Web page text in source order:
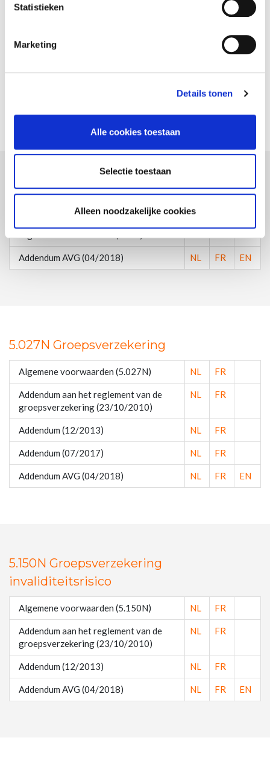
Statistieken
Marketing
Details tonen
Alle cookies toestaan
Selectie toestaan
Alleen noodzakelijke cookies
EN
6122 Lichamelijke ongevallen
bedrijfsleider
Addendum AVG (04/2018) NL FR EN
5.027N Groepsverzekering
Algemene voorwaarden (5.027N) NL FR
Addendum aan het reglement van de
groepsverzekering (23/10/2010)
NL FR
Addendum (12/2013) NL FR
Addendum (07/2017) NL FR
Addendum AVG (04/2018) NL FR EN
5.150N Groepsverzekering
invaliditeitsrisico
Algemene voorwaarden (5.150N) NL FR
Addendum aan het reglement van de
groepsverzekering (23/10/2010)
NL FR
Addendum (12/2013) NL FR
Addendum AVG (04/2018) NL FR EN